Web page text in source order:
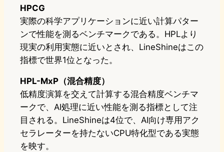
HPCG
実際の科学アプリケーションに近い計算パター
ンで性能を測るベンチマークである。HPLより
現実の利用実態に近いとされ、LineShineはこの
指標で世界1位となった。
HPL-MxP（混合精度）
低精度演算を交えて計算する混合精度ベンチマ
ークで、AI処理に近い性能を測る指標として注
目される。LineShineは4位で、AI向け専用アク
セラレーターを持たないCPU特化型である実態
を映す。